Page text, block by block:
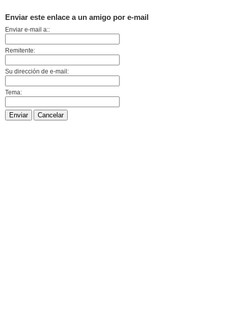
Enviar este enlace a un amigo por e-mail
Enviar e-mail a::
Remitente:
Su dirección de e-mail:
Tema:
Enviar Cancelar